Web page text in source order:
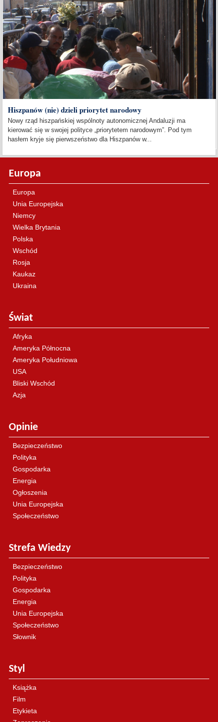
Hiszpanów (nie) dzieli priorytet narodowy
Nowy rząd hiszpańskiej wspólnoty autonomicznej Andaluzji ma
kierować się w swojej polityce „priorytetem narodowym”. Pod tym
hasłem kryje się pierwszeństwo dla Hiszpanów w...
Europa
Europa
Unia Europejska
Niemcy
Wielka Brytania
Polska
Wschód
Rosja
Kaukaz
Ukraina
Świat
Afryka
Ameryka Północna
Ameryka Południowa
USA
Bliski Wschód
Azja
Opinie
Bezpieczeństwo
Polityka
Gospodarka
Energia
Ogłoszenia
Unia Europejska
Społeczeństwo
Strefa Wiedzy
Bezpieczeństwo
Polityka
Gospodarka
Energia
Unia Europejska
Społeczeństwo
Słownik
Styl
Książka
Film
Etykieta